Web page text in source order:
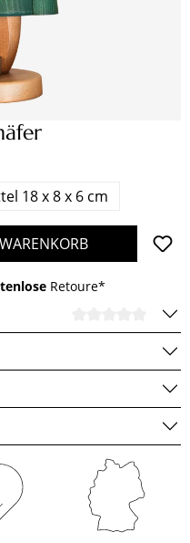
18 x 8 x 6 cm
gewünschten
Retoure*